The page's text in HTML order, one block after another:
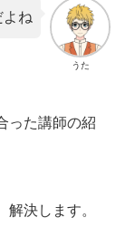
うた
ね
った講師の紹
決します。